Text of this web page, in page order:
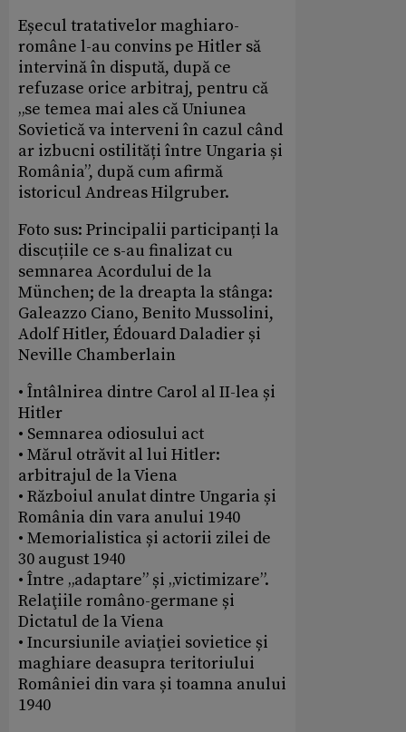
Eșecul tratativelor maghiaro-
române l-au convins pe Hitler să
intervină în dispută, după ce
refuzase orice arbitraj, pentru că
„se temea mai ales că Uniunea
Sovietică va interveni în cazul când
ar izbucni ostilități între Ungaria și
România”, după cum afirmă
istoricul Andreas Hilgruber.
Foto sus: Principalii participanți la
discuțiile ce s-au finalizat cu
semnarea Acordului de la
München; de la dreapta la stânga:
Galeazzo Ciano, Benito Mussolini,
Adolf Hitler, Édouard Daladier și
Neville Chamberlain
• Întâlnirea dintre Carol al II-lea și
Hitler
• Semnarea odiosului act
• Mărul otrăvit al lui Hitler:
arbitrajul de la Viena
• Războiul anulat dintre Ungaria și
România din vara anului 1940
• Memorialistica și actorii zilei de
30 august 1940
• Între „adaptare” și „victimizare”.
Relaţiile româno-germane și
Dictatul de la Viena
• Incursiunile aviaţiei sovietice și
maghiare deasupra teritoriului
României din vara și toamna anului
1940